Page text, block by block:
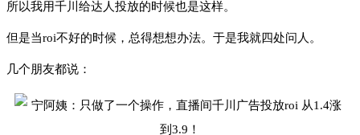
所以我用千川给达人投放的时候也是这样。
但是当roi不好的时候，总得想想办法。 于是我就四处问人。
几个朋友都说：